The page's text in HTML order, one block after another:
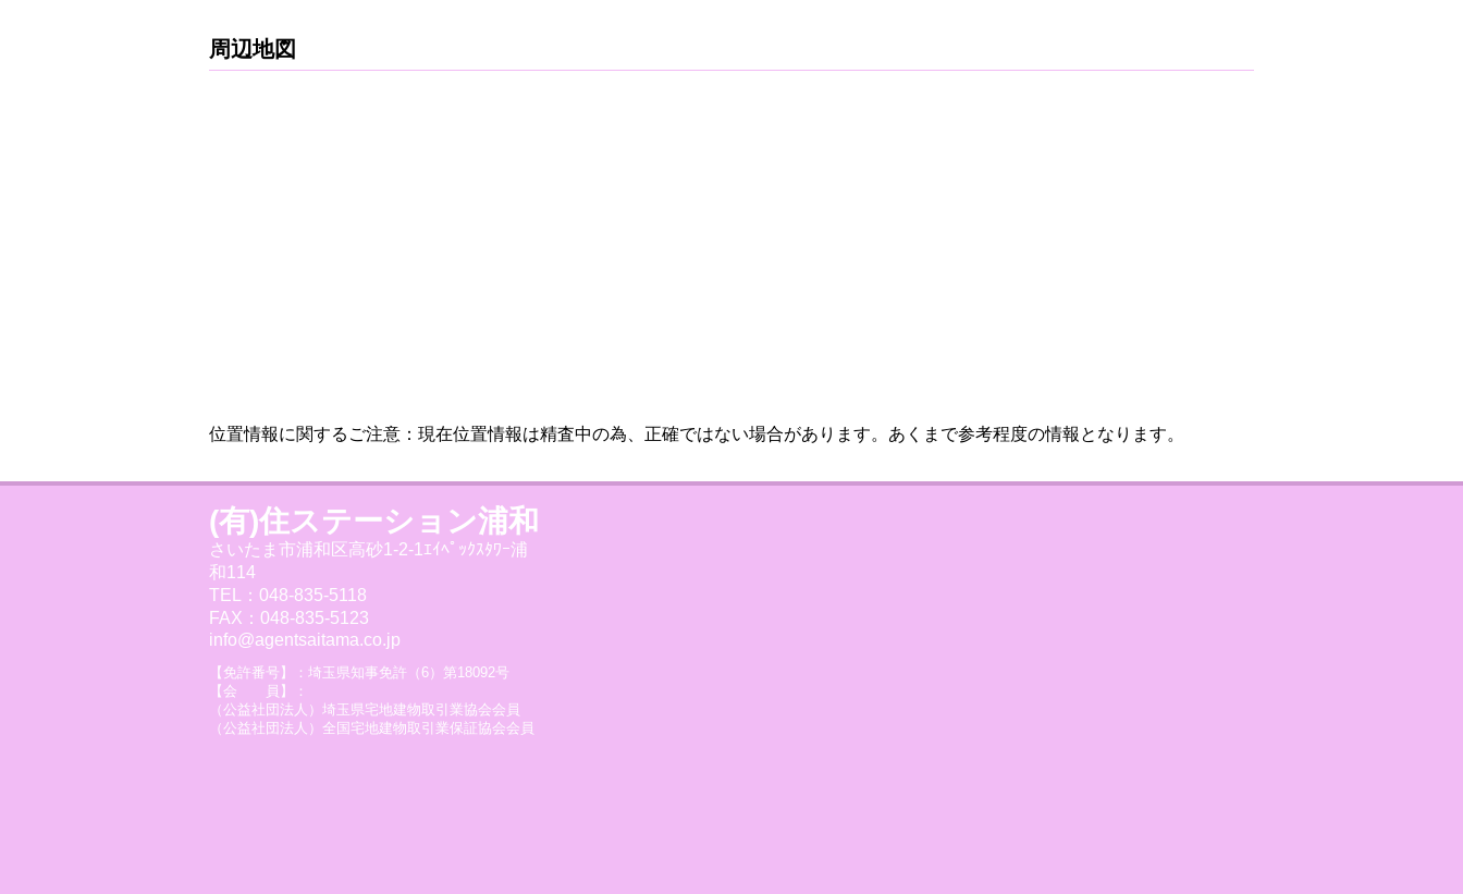
周辺地図
位置情報に関するご注意：現在位置情報は精査中の為、正確ではない場合があります。あくまで参考程度の情報となります。
(有)住ステーション浦和
さいたま市浦和区高砂1-2-1ｴｲﾍﾟｯｸｽﾀﾜｰ浦
和114
TEL：048-835-5118
FAX：048-835-5123
info@agentsaitama.co.jp
【免許番号】：埼玉県知事免許（6）第18092号
【会 員】：
（公益社団法人）埼玉県宅地建物取引業協会会員
（公益社団法人）全国宅地建物取引業保証協会会員